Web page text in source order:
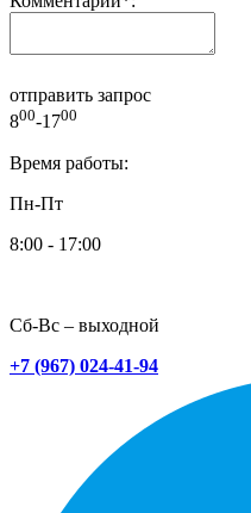
отправить запрос
800-1700
Время работы:
Пн-Пт
8:00 - 17:00
Сб-Вс – выходной
+7 (967) 024-41-94